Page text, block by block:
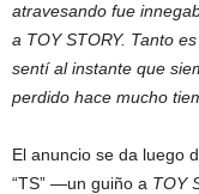
atravesando fue
a TOY STORY. Tanto
sentí al instante que
perdido hace mucho
El anuncio se da luego
“TS” —un guiño a TOY